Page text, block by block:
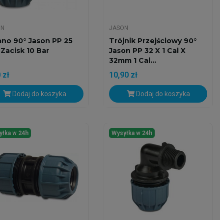
90° Jason PP 25
10 Bar
zł
Dodaj do koszyka
JASON
Trójnik Przejściowy 90°
Jason PP 32 X 1 Cal X
32mm 1 Cal...
10,90 zł
Dodaj do koszyka
w 24h Wysyłka w 24h